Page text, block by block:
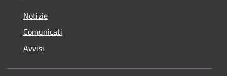
Notizie
Comunicati
Avvisi